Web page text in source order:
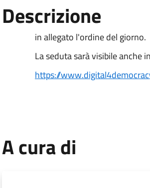
Descrizione
in allegato l'ordine del giorno.
La seduta sarà visibile anche
https://
A cura di